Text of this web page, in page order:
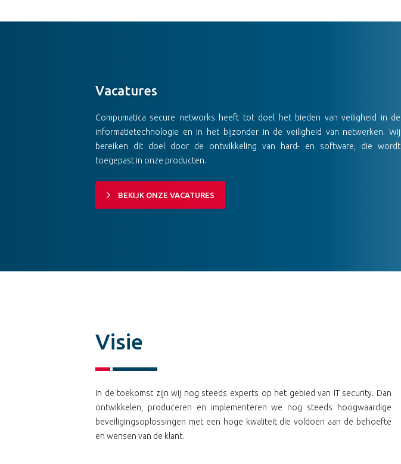
Vacatures
Compumatica secure networks heeft tot doel het bieden van veiligheid in de
informatietechnologie en in het bijzonder in de veiligheid van netwerken. Wij
bereiken dit doel door de ontwikkeling van hard- en software, die wordt
toegepast in onze producten.
BEKIJK ONZE VACATURES
Visie
In de toekomst zijn wij nog steeds experts op het gebied van IT security. Dan
ontwikkelen, produceren en implementeren we nog steeds hoogwaardige
beveiligingsoplossingen met een hoge kwaliteit die voldoen aan de behoefte
en wensen van de klant.